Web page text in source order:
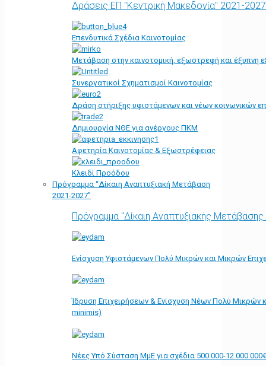
Δράσεις ΕΠ "Κεντρική Μακεδονία" 2021-2027
Επενδυτικά Σχέδια Καινοτομίας
Μετάβαση στην καινοτομική, εξωστρεφή και έξυπνη
Συνεργατικοί Σχηματισμοί Καινοτομίας
Δράση στήριξης υφιστάμενων και νέων κοινωνικών
Δημιουργία ΝΘΕ για ανέργους ΠΚΜ
Αφετηρία Kαινοτομίας & Εξωστρέφειας
Κλειδί Προόδου
Πρόγραμμα “Δίκαιη Αναπτυξιακή Μετάβαση
2021-2027”
Πρόγραμμα "Δίκαιη Αναπτυξιακής
Ενίσχυση Υφιστάμενων Πολύ Μικρών και Μικρών
Ίδρυση Επιχειρήσεων & Ενίσχυση Νέων Πολύ Μικρών
minimis)
Νέες Υπό Σύσταση ΜμΕ για σχέδια 500.000-